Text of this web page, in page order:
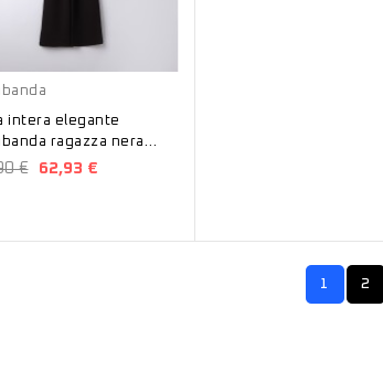
intera elegante
ragazza nera
€ 62,93 €
1 2